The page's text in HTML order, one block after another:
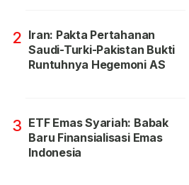
2 Iran: Pakta Pertahanan
Saudi-Turki-Pakistan Bukti
Runtuhnya Hegemoni AS
3 ETF Emas Syariah: Babak
Baru Finansialisasi Emas
Indonesia